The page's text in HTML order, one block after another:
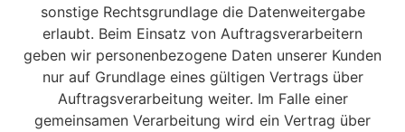
sonstige Rechtsgrundlage die Datenweitergabe
erlaubt. Beim Einsatz von Auftragsverarbeitern
geben wir personenbezogene Daten unserer Kunden
nur auf Grundlage eines gültigen Vertrags über
Auftragsverarbeitung weiter. Im Falle einer
gemeinsamen Verarbeitung wird ein Vertrag über